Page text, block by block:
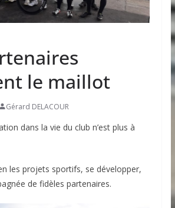
le maillot
Gérard DELACOUR
dans la vie du club n’est plus à
les projets sportifs, se développer,
de fidèles partenaires.